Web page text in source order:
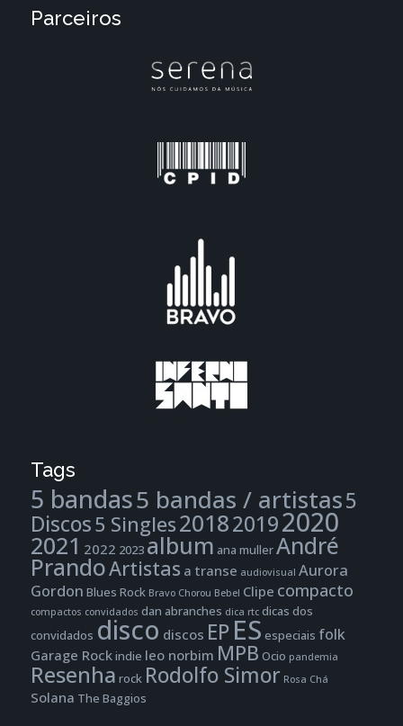
Parceiros
Tags
5 bandas5 bandas / artistas5
Discos5 Singles201820192020
2021 2022 2023album ana mullerAndré
PrandoArtistas a transe audiovisual Aurora
Gordon Blues Rock Bravo Chorou Bebel Clipe compacto
compactos convidados dan abranches dica rtc dicas dos
convidados disco discos EP ES especiais folk
Garage Rockindie leo norbim MPB Ocio pandemia
Resenha rock Rodolfo Simor Rosa Chá
Solana The Baggios